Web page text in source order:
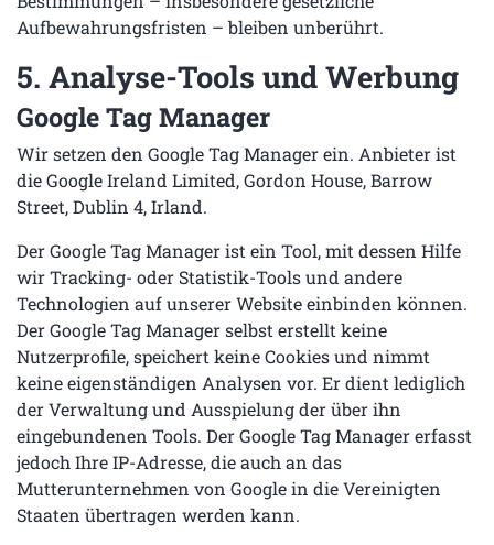
Aufbewahrungsfristen – bleiben unberührt.
5. Analyse-Tools und Werbung
Google Tag Manager
Wir setzen den Google Tag Manager ein. Anbieter ist
die Google Ireland Limited, Gordon House, Barrow
Street, Dublin 4, Irland.
Der Google Tag Manager ist ein Tool, mit dessen Hilfe
wir Tracking- oder Statistik-Tools und andere
Technologien auf unserer Website einbinden können.
Der Google Tag Manager selbst erstellt keine
Nutzerprofile, speichert keine Cookies und nimmt
keine eigenständigen Analysen vor. Er dient lediglich
der Verwaltung und Ausspielung der über ihn
eingebundenen Tools. Der Google Tag Manager erfasst
jedoch Ihre IP-Adresse, die auch an das
Mutterunternehmen von Google in die Vereinigten
Staaten übertragen werden kann.